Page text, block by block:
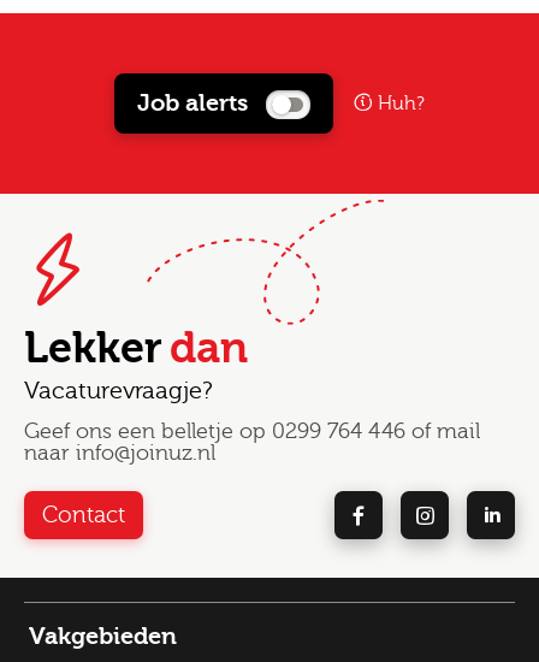
Job alerts Huh?
Lekkerdan
Vacaturevraagje?
Geef ons een belletje op 0299 764 446 of mail
naar info@joinuz.nl
Contact
Vakgebieden